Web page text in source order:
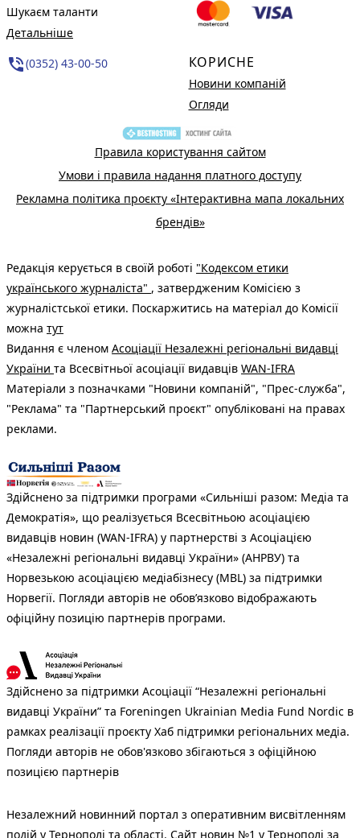
Шукаєм таланти
Детальніше
phone_in_talk(0352) 43-00-50 КОРИСНЕ
Новини компаній
Огляди
Правила користування сайтом
Умови і правила надання платного доступу
Рекламна політика проєкту «Інтерактивна мапа локальних
брендів»
Редакція керується в своїй роботі "Кодексом етики
українського журналіста" , затвердженим Комісією з
журналістської етики. Поскаржитись на матеріал до Комісії
можна тут
Видання є членом Асоціації Незалежні регіональні видавці
України та Всесвітньої асоціації видавців WAN-IFRA
Матеріали з позначками "Новини компаній", "Прес-служба",
"Реклама" та "Партнерський проєкт" опубліковані на правах
реклами.
Здійснено за підтримки програми «Сильніші разом: Медіа та
Демократія», що реалізується Всесвітньою асоціацією
видавців новин (WAN-IFRA) у партнерстві з Асоціацією
«Незалежні регіональні видавці України» (АНРВУ) та
Норвезькою асоціацією медіабізнесу (MBL) за підтримки
Норвегії. Погляди авторів не обов’язково відображають
офіційну позицію партнерів програми.
Здійснено за підтримки Асоціації “Незалежні регіональні
видавці України” та Foreningen Ukrainian Media Fund Nordic в
рамках реалізації проєкту Хаб підтримки регіональних медіа.
Погляди авторів не обов'язково збігаються з офіційною
позицією партнерів
Незалежний новинний портал з оперативним висвітленням
подій у Тернополі та області. Сайт новин №1 у Тернополі за